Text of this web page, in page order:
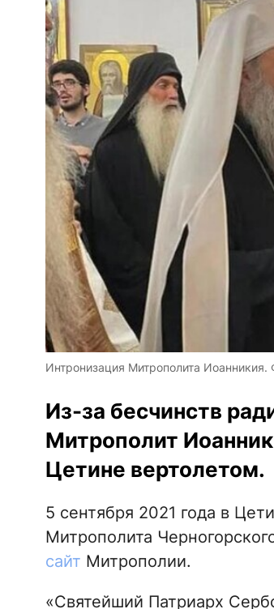
Интронизация Митрополита Иоанникия.
Из-за бесчинств
Митрополит
Цетине вертолетом.
5 сентября 2021 года в
Митрополита
сайт Митрополии.
«Святейший Патриарх